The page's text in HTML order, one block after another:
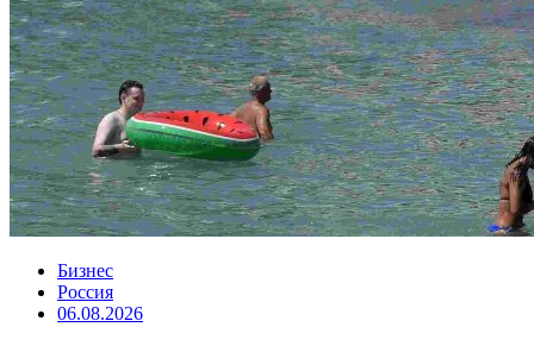
Бизнес
Россия
06.08.2026